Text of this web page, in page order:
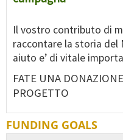
Il vostro contributo di
raccontare la storia del
aiuto e’ di vitale
FATE UNA
PROGETTO
FUNDING GOALS